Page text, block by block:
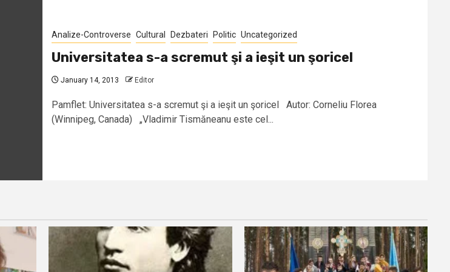
Analize-Controverse Cultural Dezbateri Politic Uncategorized
Universitatea s-a scremut şi a ieşit un şoricel
January 14, 2013 Editor
Pamflet: Universitatea s-a scremut şi a ieşit un şoricel Autor: Corneliu Florea
(Winnipeg, Canada) „Vladimir Tismăneanu este cel...